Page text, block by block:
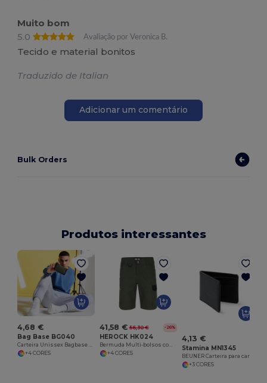
Muito bom
5.0
Avaliação por Veronica B.
Tecido e material bonitos
Traduzido de Italian
Adicionar um comentário
Bulk Orders
Produtos interessantes
4,68 €
Bag Base BG040
+4 CORES
41,58 € 56,30 € -26%
HEROCK HK024
+4 CORES
4,13 €
Stamina MN1345
+3 CORES